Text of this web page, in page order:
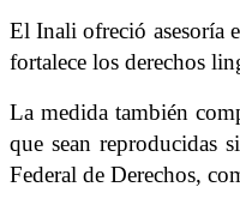
El Inali ofreció asesoría
fortalece los derechos
La medida también
que sean
Federal de Derechos,